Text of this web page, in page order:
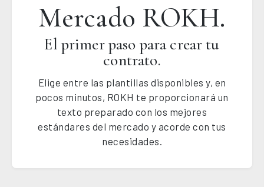
Mercado ROKH.
El primer paso para crear tu
contrato.
Elige entre las plantillas disponibles y, en
pocos minutos, ROKH te proporcionará un
texto preparado con los mejores
estándares del mercado y acorde con tus
necesidades.